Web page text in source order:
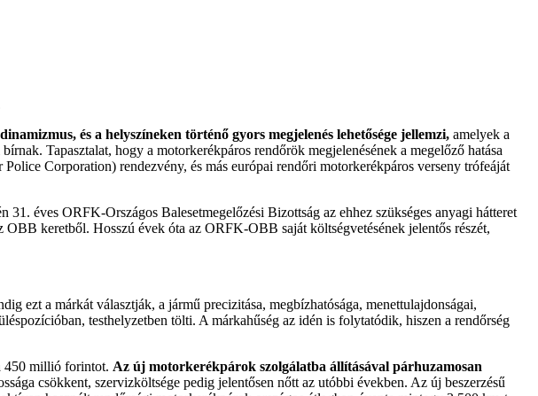
és a helyszíneken történő gyors megjelenés lehetősége jellemzi, amelyek a
Tapasztalat, hogy a motorkerékpáros rendőrök megjelenésének a megelőző hatása
Corporation) rendezvény, és más európai rendőri motorkerékpáros verseny trófeáját
31. éves ORFK-Országos Balesetmegelőzési Bizottság az ehhez szükséges anyagi hátteret
keretből. Hosszú évek óta az ORFK-OBB saját költségvetésének jelentős részét,
ezt a márkát választják, a jármű precizitása, megbízhatósága, menettulajdonságai,
testhelyzetben tölti. A márkahűség az idén is folytatódik, hiszen a rendőrség
450 millió forintot. Az új motorkerékpárok szolgálatba állításával párhuzamosan
csökkent, szervizköltsége pedig jelentősen nőtt az utóbbi években. Az új beszerzésű